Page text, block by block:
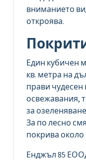
вниманието
откроява.
Един кубичен
кв. метра на
прави чудесен
освежавания,
за
За по лесно
покрива около
Енджъл 85